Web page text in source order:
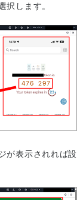
択します。
が表示されれば設